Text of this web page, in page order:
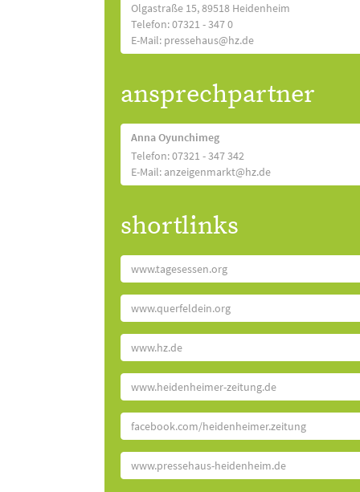
Olgastraße 15, 89518 Heidenheim
Telefon: 07321 - 347 0
E-Mail: pressehaus@hz.de
ansprechpartner
Anna Oyunchimeg
Telefon: 07321 - 347 342
E-Mail: anzeigenmarkt@hz.de
shortlinks
www.tagesessen.org
www.querfeldein.org
www.hz.de
www.heidenheimer-zeitung.de
facebook.com/heidenheimer.zeitung
www.pressehaus-heidenheim.de